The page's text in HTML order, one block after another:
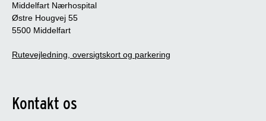
Middelfart Nærhospital
Østre Hougvej 55
5500 Middelfart
Rutevejledning, oversigtskort og parkering
Kontakt os